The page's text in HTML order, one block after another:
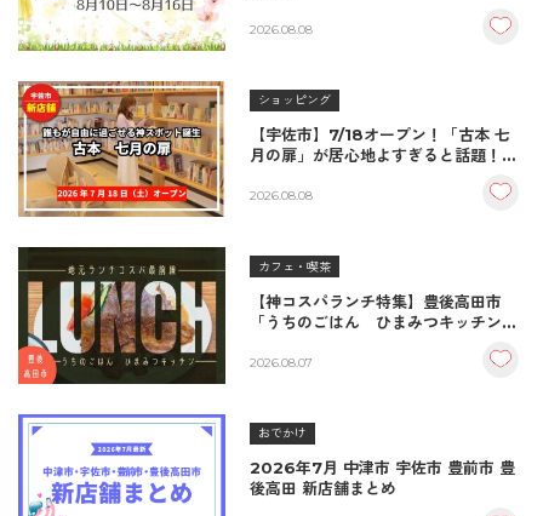
2026.08.08
ショッピング
【宇佐市】7/18オープン！「古本 七
月の扉」が居心地よすぎると話題！絶
至福の読書空間
2026.08.08
カフェ・喫茶
【神コスパランチ特集】豊後高田市
「うちのごはん ひまみつキッチン」
＆生姜焼き！
2026.08.07
おでかけ
2026年7月 中津市 宇佐市 豊前市 豊
後高田 新店舗まとめ